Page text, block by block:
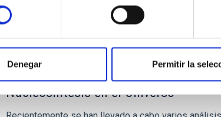
Denegar Permitir la
Pruebas Observacionales de los
Nucleosíntesis en el Universo